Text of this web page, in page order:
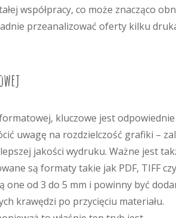
współpracy, co może znacząco
przeanalizować oferty kilku
kluczowe jest odpowiednie
uwagę na rozdzielczość grafiki –
jakości wydruku. Ważne jest
są formaty takie jak PDF, TIFF czy
one od 3 do 5 mm i powinny być
krawędzi po przycięciu materiału.